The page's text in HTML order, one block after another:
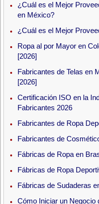
¿Cuál es el Mejor
en México?
¿Cuál es el Mejor
Ropa al por Mayor en
[2026]
Fabricantes de Telas en
[2026]
Certificación ISO en la
Fabricantes 2026
Fabricantes de Ropa
Fabricantes de
Fábricas de Ropa en
Fábricas de Ropa
Fábricas de Sudaderas
Cómo Iniciar un Negocio